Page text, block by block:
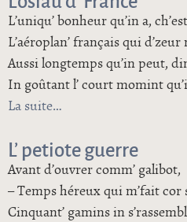
L’uniqu’ bonheur qu’in a,
L’aéroplan’ français qui
Aussi longtemps qu’in peut,
In goûtant l’ court momint
La suitede L’osiau d’ France
L’ petiote guerre
Avant d’ouvrer comm’ galibot,
– Temps héreux qui m’fait cor
Cinquant’ gamins in